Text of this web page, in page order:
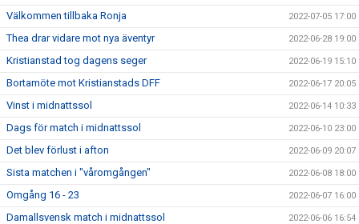
Välkommen tillbaka Ronja 2022-07-05 17:00
Thea drar vidare mot nya äventyr 2022-06-28 19:00
Kristianstad tog dagens seger 2022-06-19 15:10
Bortamöte mot Kristianstads DFF 2022-06-17 20:05
Vinst i midnattssol 2022-06-14 10:33
Dags för match i midnattssol 2022-06-10 23:00
Det blev förlust i afton 2022-06-09 20:07
Sista matchen i "våromgången" 2022-06-08 18:00
Omgång 16 - 23 2022-06-07 16:00
Damallsvensk match i midnattssol 2022-06-06 16:54